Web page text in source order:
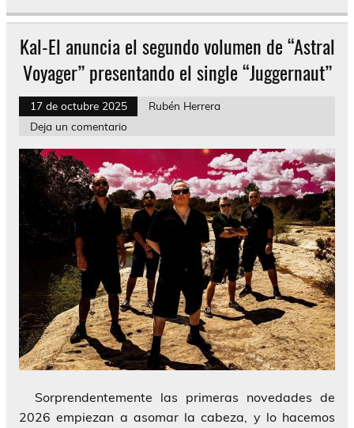
Kal-El anuncia el segundo volumen de “Astral
Voyager” presentando el single “Juggernaut”
17 de octubre 2025
Rubén Herrera
Deja un comentario
Sorprendentemente las primeras novedades de
2026 empiezan a asomar la cabeza, y lo hacemos